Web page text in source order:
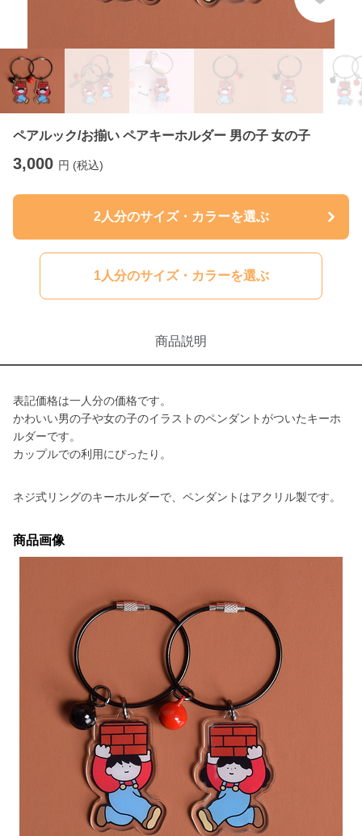
ペアルック/お揃い ペアキーホルダー 男の子 女の子
3,000 円 (税込)
2人分のサイズ・カラーを選ぶ
1人分のサイズ・カラーを選ぶ
商品説明
表記価格は一人分の価格です。
かわいい男の子や女の子のイラストのペンダントがついたキーホ
ルダーです。
カップルでの利用にぴったり。
ネジ式リングのキーホルダーで、ペンダントはアクリル製です。
商品画像